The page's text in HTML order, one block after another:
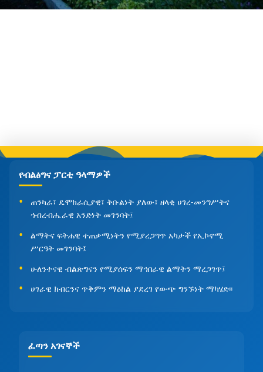
የብልፅግና ፓርቲ ዓላማዎች
ጠንካራ፣ ዴሞክራሲያዊ፣ ቅቡልነት ያለው፣ ዘላቂ ሀገረ-መንግሥትና
ኅብረብሔራዊ አንድነት መገንባት፤
ልማትና ፍትሐዊ ተጠቃሚነትን የሚያረጋግጥ አካታች የኢኮኖሚ
ሥርዓት መገንባት፤
ሁለንተናዊ ብልጽግናን የሚያሰፍን ማኅበራዊ ልማትን ማረጋገጥ፤
ሀገራዊ ክብርንና ጥቅምን ማዕከል ያደረገ የውጭ ግንኙነት ማካሄድ፡፡
ፈጣን አገናኞች